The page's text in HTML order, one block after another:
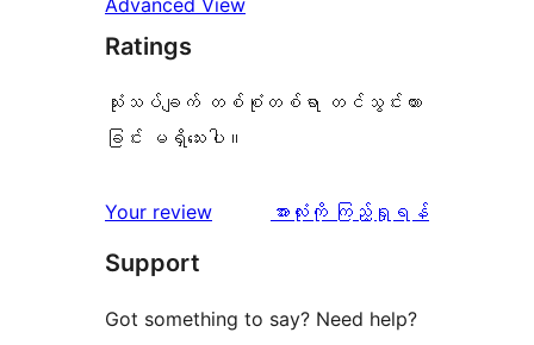
Ratings
သုံးသပ်ချက် တစ်စုံတစ်ရာ တင်သွင်းထား
ခြင်း မရှိသေးပါ။
Your review
သုံးသပ်
အားလုံးကို ကြည့်ရှုရန်
Support
Got something to say? Need help?